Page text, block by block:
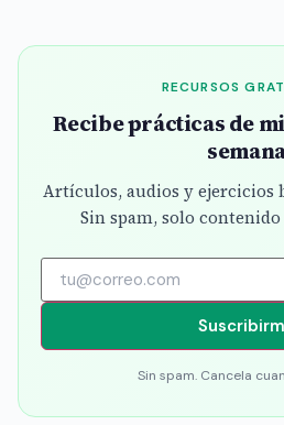
RECURSOS
Recibe prácticas de
Artículos, audios y ejercicios
Sin spam, solo
Sin spam. Cancela